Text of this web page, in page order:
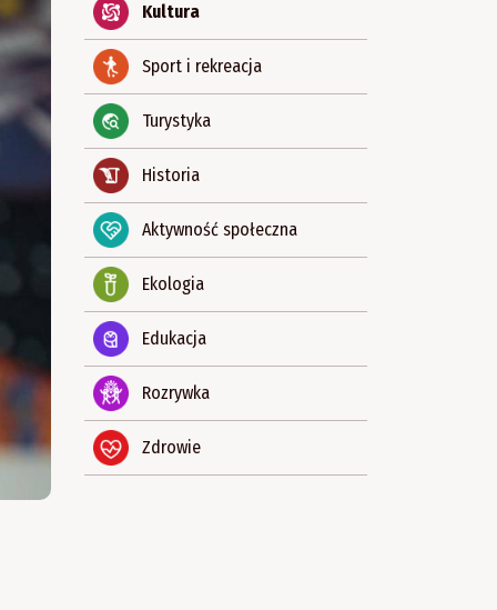
Kultura
Sport i rekreacja
Turystyka
Historia
Aktywność społeczna
Ekologia
Edukacja
Rozrywka
Zdrowie